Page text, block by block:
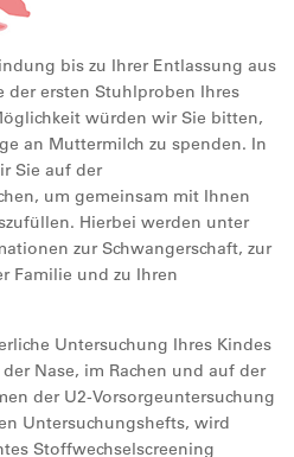
bis zu Ihrer Entlassung aus
der ersten Stuhlproben Ihres
würden wir Sie bitten,
an Muttermilch zu spenden. In
Sie auf der
um gemeinsam mit Ihnen
Hierbei werden unter
zur Schwangerschaft, zur
Familie und zu Ihren
Untersuchung Ihres Kindes
Nase, im Rachen und auf der
der U2-Vorsorgeuntersuchung
Untersuchungshefts, wird
Stoffwechselscreening